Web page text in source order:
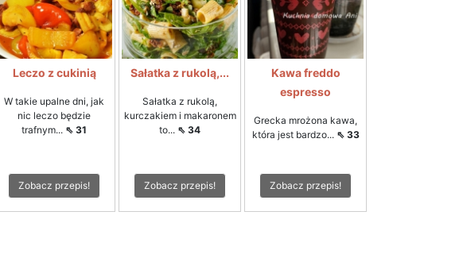
Leczo z cukinią
W takie upalne dni, jak
nic leczo będzie
trafnym... ⇖ 31
Zobacz przepis!
Sałatka z rukolą,...
Sałatka z rukolą,
kurczakiem i makaronem
to... ⇖ 34
Zobacz przepis!
Kawa freddo
espresso
Grecka mrożona kawa,
która jest bardzo... ⇖ 33
Zobacz przepis!